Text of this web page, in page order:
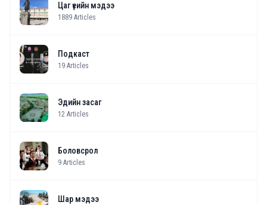
Цаг үеийн мэдээ
1889 Articles
Подкаст
19 Articles
Эдийн засаг
12 Articles
Боловсрол
9 Articles
Шар мэдээ